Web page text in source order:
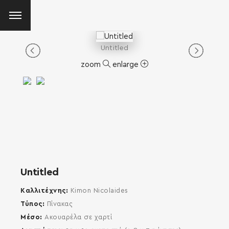
Untitled
zoom enlarge
Untitled
Καλλιτέχνης
Kimon Nicolaides
Τύπος
Πίνακας
Μέσο
Ακουαρέλα σε χαρτί